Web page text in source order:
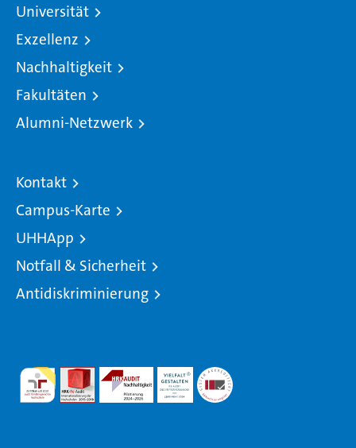
Universität
Exzellenz
Nachhaltigkeit
Fakultäten
Alumni-Netzwerk
Kontakt
Campus-Karte
UHHApp
Notfall & Sicherheit
Antidiskriminierung